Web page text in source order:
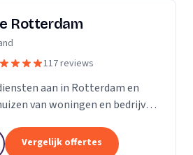
Rotterdam
117 reviews
aan in Rotterdam en
van woningen en bedrijven
Vergelijk offertes